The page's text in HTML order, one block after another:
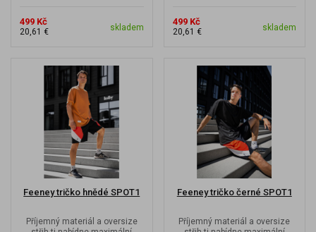
499 Kč
20,61 € skladem
499 Kč
20,61 € skladem
Feeney tričko hnědé SPOT1
Příjemný materiál a oversize
Feeney tričko černé SPOT1
Příjemný materiál a oversize